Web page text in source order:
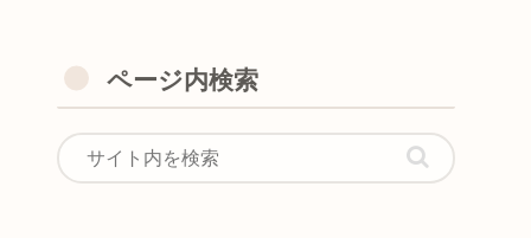
ページ内検索